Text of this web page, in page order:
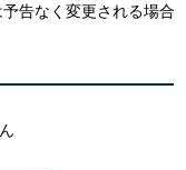
告なく変更される場合